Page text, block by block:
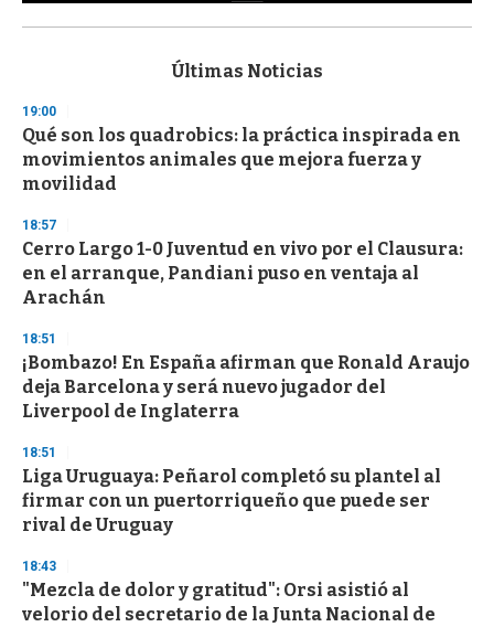
s
d
s
o
f
3
s
e
c
o
n
Últimas Noticias
19:00
Qué son los quadrobics: la práctica inspirada en
movimientos animales que mejora fuerza y
movilidad
18:57
Cerro Largo 1-0 Juventud en vivo por el Clausura:
en el arranque, Pandiani puso en ventaja al
Arachán
18:51
¡Bombazo! En España afirman que Ronald Araujo
deja Barcelona y será nuevo jugador del
Liverpool de Inglaterra
18:51
Liga Uruguaya: Peñarol completó su plantel al
firmar con un puertorriqueño que puede ser
rival de Uruguay
18:43
"Mezcla de dolor y gratitud": Orsi asistió al
velorio del secretario de la Junta Nacional de